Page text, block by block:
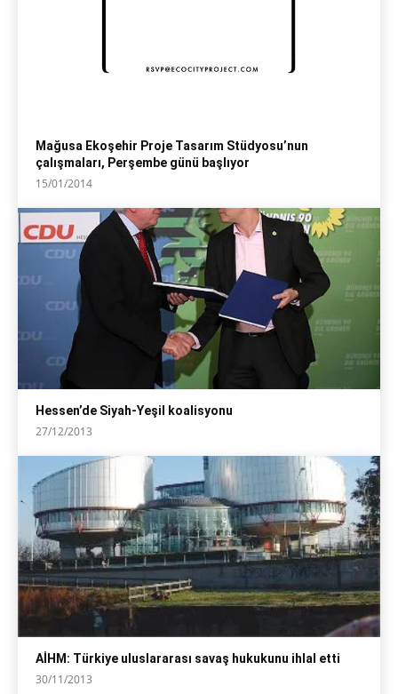
Mağusa Ekoşehir Proje Tasarım Stüdyosu’nun
çalışmaları, Perşembe günü başlıyor
15/01/2014
Hessen’de Siyah-Yeşil koalisyonu
27/12/2013
AİHM: Türkiye uluslararası savaş hukukunu ihlal etti
30/11/2013